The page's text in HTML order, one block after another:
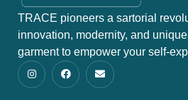
TRACE pioneers a sartorial
innovation, modernity, and
garment to empower your self-